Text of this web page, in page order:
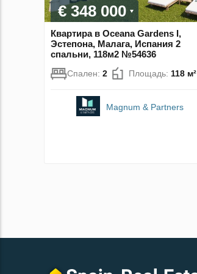
€ 348 000
Квартира в Oceana Gardens I,
Эстепона, Малага, Испания 2
спальни, 118м2 №54636
Спален: 2 Площадь: 118 м²
Magnum & Partners